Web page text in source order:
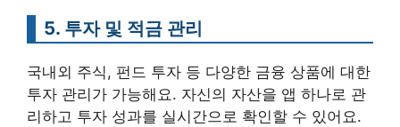
5. 투자 및 적금 관리
국내외 주식, 펀드 투자 등 다양한 금융 상품에 대한
투자 관리가 가능해요. 자신의 자산을 앱 하나로 관
리하고 투자 성과를 실시간으로 확인할 수 있어요.